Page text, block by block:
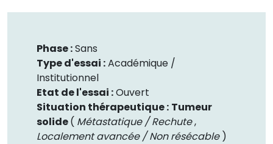
Phase :Sans
Type d'essai :Académique /
Institutionnel
Etat de l'essai :Ouvert
Situation thérapeutique : Tumeur
solide( Métastatique / Rechute,
Localement avancée / Non résécable)